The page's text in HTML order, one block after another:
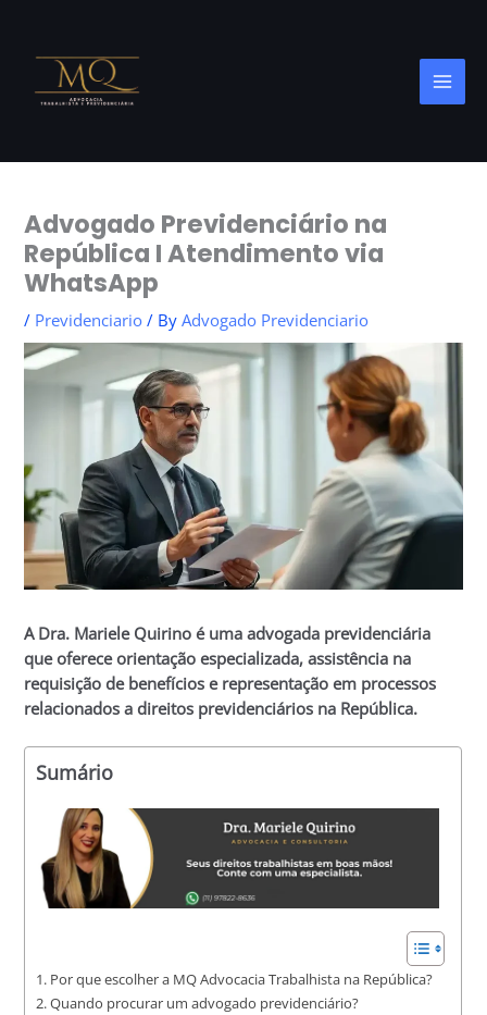
content
Advogado Previdenciário na
República I Atendimento via
WhatsApp
/ Previdenciario / ByAdvogado Previdenciario
A Dra. Mariele Quirino é uma advogada previdenciária
que oferece orientação especializada, assistência na
requisição de benefícios e representação em processos
relacionados a direitos previdenciários na República.
Sumário
Por que escolher a MQ Advocacia Trabalhista na República?
Quando procurar um advogado previdenciário?